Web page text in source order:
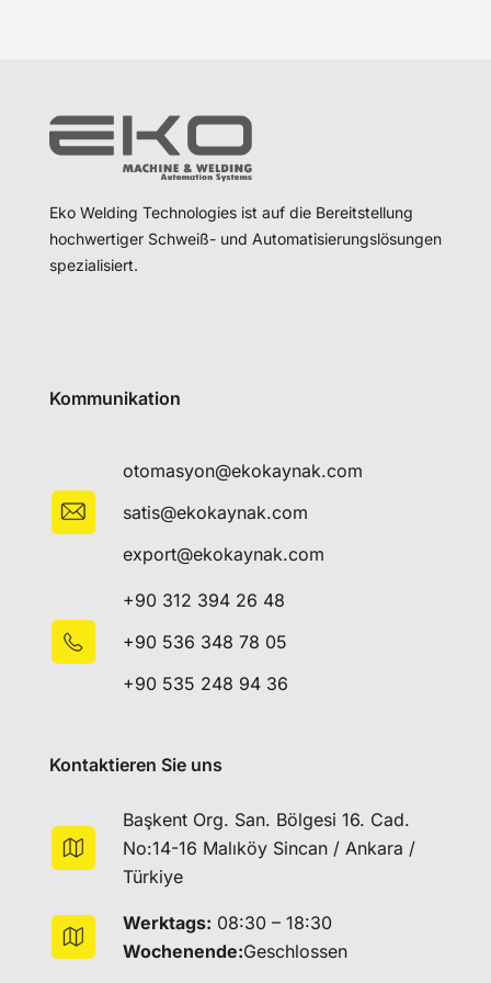
Eko Welding Technologies ist auf die Bereitstellung
hochwertiger Schweiß- und Automatisierungslösungen
spezialisiert.
Kommunikation
otomasyon@ekokaynak.com
satis@ekokaynak.com
export@ekokaynak.com
+90 312 394 26 48
+90 536 348 78 05
+90 535 248 94 36
Kontaktieren Sie uns
Başkent Org. San. Bölgesi 16. Cad.
No:14-16 Malıköy Sincan / Ankara /
Türkiye
Werktags: 08:30 – 18:30
Wochenende:Geschlossen